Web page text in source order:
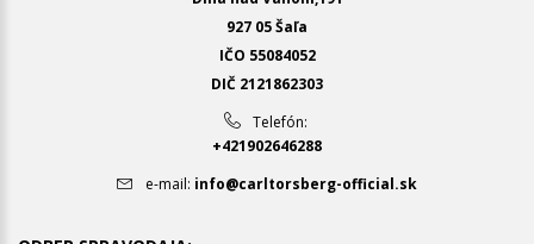
927 05 Šaľa
IČO 55084052
DIČ 2121862303
Telefón:
+421902646288
e-mail: info@carltorsberg-official.sk